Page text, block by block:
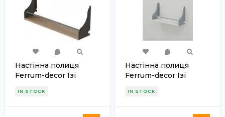
Настінна полиця
Ferrum-decor Ізі
Сірий ДСП Дуб Сан-
IN STOCK
Настінна полиця
Ferrum-decor Ізі
Сірий ДСП Біле 16 мм
IN STOCK